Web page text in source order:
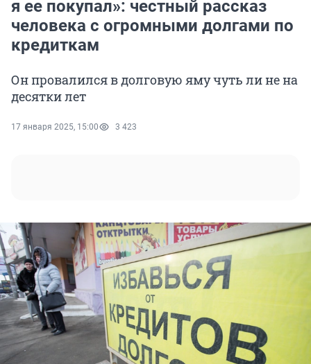
я ее покупал»: честный рассказ
человека с огромными долгами по
кредиткам
Он провалился в долговую яму чуть ли не на
десятки лет
17 января 2025, 15:00 3 423